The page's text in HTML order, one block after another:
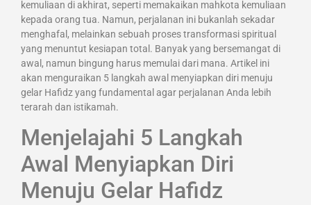
kemuliaan di akhirat, seperti memakaikan mahkota kemuliaan
kepada orang tua. Namun, perjalanan ini bukanlah sekadar
menghafal, melainkan sebuah proses transformasi spiritual
yang menuntut kesiapan total. Banyak yang bersemangat di
awal, namun bingung harus memulai dari mana. Artikel ini
akan menguraikan 5 langkah awal menyiapkan diri menuju
gelar Hafidz yang fundamental agar perjalanan Anda lebih
terarah dan istikamah.
Menjelajahi 5 Langkah
Awal Menyiapkan Diri
Menuju Gelar Hafidz